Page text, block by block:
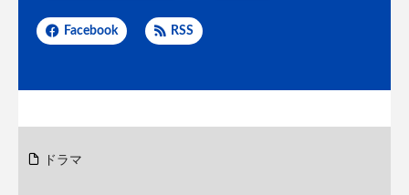
Facebook RSS
ドラマ